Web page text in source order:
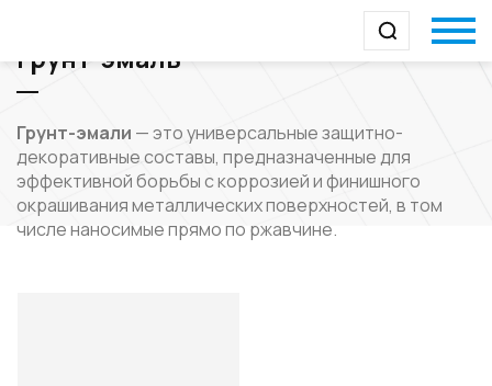
Грунт-эмаль
Грунт-эмали — это универсальные защитно-
декоративные составы, предназначенные для
эффективной борьбы с коррозией и финишного
окрашивания металлических поверхностей, в том
числе наносимые прямо по ржавчине.